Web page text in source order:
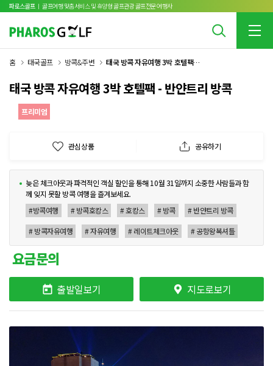
파로스골프 ㅣ 골프여행 맞춤서비스 및 휴양형 골프관광 골프전문 여행사
홈 태국골프 방콕&주변 태국 방콕 자유여행 3박 호텔팩 - 반얀트리 방콕
태국 방콕 자유여행 3박 호텔팩 - 반얀트리 방콕
프리미엄
관심상품 공유하기
늦은 체크아웃과 파격적인 객실 할인을 통해 10월 31일까지 소중한 사람들과 함
께 잊지 못할 방콕 여행을 즐겨보세요.
#방콕여행
# 방콕호캉스 # 호캉스 # 방콕
# 반얀트리 방콕
# 방콕자유여행
# 자유여행 # 레이트체크아웃 # 공항왕복셔틀
요금문의
출발일보기 지도로보기